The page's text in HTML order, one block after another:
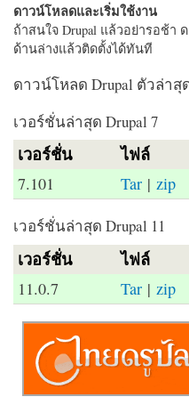
ดาวน์โหลดและเริ่มใช้งาน
ถ้าสนใจ Drupal แล้วอย่ารอช้า
ด้านล่างแล้วติดตั้งได้ทันที
ดาวน์โหลด Drupal ตัวล่าสุ
เวอร์ชั่นล่าสุด Drupal 7
เวอร์ชั่น ไฟล์
7.101 Tar |zip
เวอร์ชั่นล่าสุด Drupal 11
เวอร์ชั่น ไฟล์
11.0.7 Tar | zip